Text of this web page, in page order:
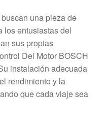
una pieza de
los entusiastas del
sus propias
Del Motor BOSCH
instalación adecuada
rendimiento y la
que cada viaje sea